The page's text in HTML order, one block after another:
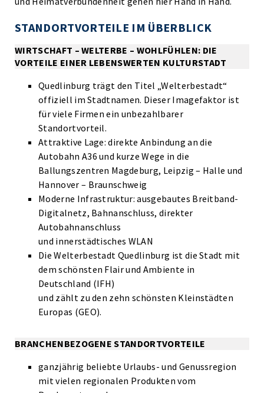
STANDORTVORTEILE IM ÜBERBLICK
WIRTSCHAFT – WELTERBE – WOHLFÜHLEN: DIE
VORTEILE EINER LEBENSWERTEN KULTURSTADT
Quedlinburg trägt den Titel „Welterbestadt“
offiziell im Stadtnamen. Dieser Imagefaktor ist
für viele Firmen ein unbezahlbarer
Standortvorteil.
Attraktive Lage: direkte Anbindung an die
Autobahn A36 und kurze Wege in die
Ballungszentren Magdeburg, Leipzig – Halle und
Hannover – Braunschweig
Moderne Infrastruktur: ausgebautes Breitband-
Digitalnetz, Bahnanschluss, direkter
Autobahnanschluss
und innerstädtisches WLAN
Die Welterbestadt Quedlinburg ist die Stadt mit
dem schönsten Flair und Ambiente in
Deutschland (IFH)
und zählt zu den zehn schönsten Kleinstädten
Europas (GEO).
BRANCHENBEZOGENE STANDORTVORTEILE
ganzjährig beliebte Urlaubs- und Genussregion
mit vielen regionalen Produkten vom